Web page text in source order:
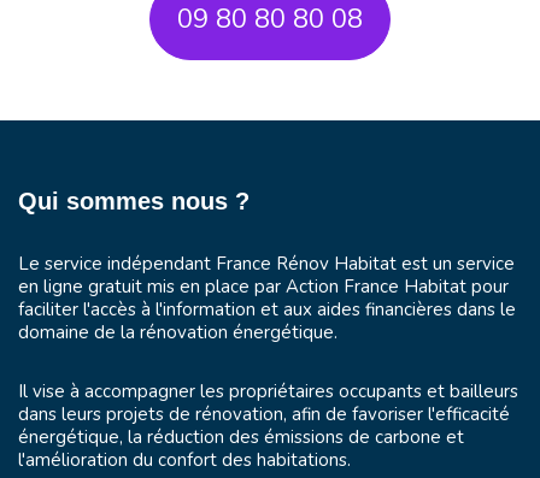
09 80 80 80 08
Qui sommes nous ?
Le service indépendant France Rénov Habitat est un service
en ligne gratuit mis en place par Action France Habitat pour
faciliter l'accès à l'information et aux aides financières dans le
domaine de la rénovation énergétique.
Il vise à accompagner les propriétaires occupants et bailleurs
dans leurs projets de rénovation, afin de favoriser l'efficacité
énergétique, la réduction des émissions de carbone et
l'amélioration du confort des habitations.